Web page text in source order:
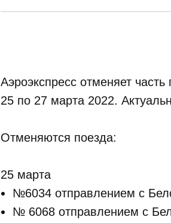
Аэроэкспресс отменяет
25 по 27 марта 2022.
Отменяются поезда:
25 марта
№6034 отправлением с
№ 6068 отправлением с